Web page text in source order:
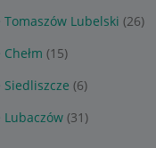
Lubelski (26)
(15)
(6)
(31)